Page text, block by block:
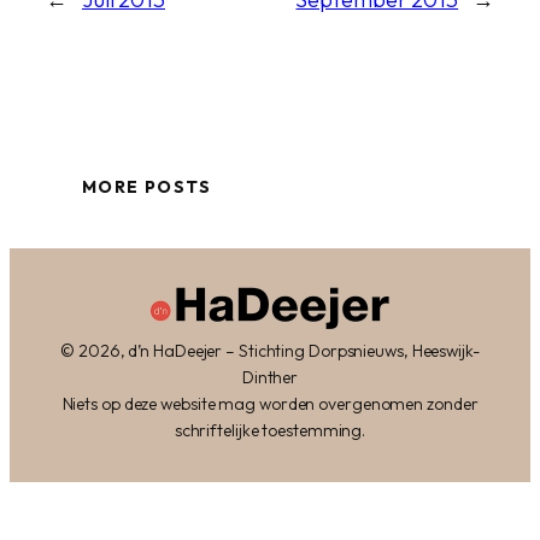
MORE POSTS
© 2026, d’n HaDeejer – Stichting Dorpsnieuws, Heeswijk-
Dinther
Niets op deze website mag worden overgenomen zonder
schriftelijke toestemming.